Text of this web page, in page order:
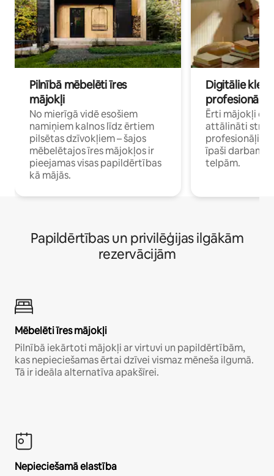
Pilnībā mēbelēti īres
mājokļi
No mierīgā vidē esošiem
namiņiem kalnos līdz ērtiem
pilsētas dzīvokļiem – šajos
mēbelētajos īres mājokļos ir
pieejamas visas papildērtības
kā mājās.
Digitālie
profesionāļi
Ērti mājokļi
attālināti
īpaši darbam
telpām.
Papildērtības un privilēģijas ilgākām
rezervācijām
Mēbelēti īres mājokļi
Pilnībā iekārtoti mājokļi ar virtuvi un papildērtībām,
kas nepieciešamas ērtai dzīvei vismaz mēneša ilgumā.
Tā ir ideāla alternatīva apakšīrei.
Nepieciešamā elastība